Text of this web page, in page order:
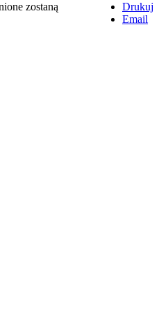
Drukuj
Email
zostaną